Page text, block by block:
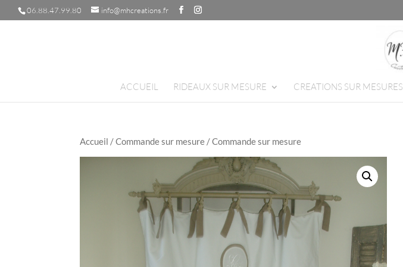
06.88.47.99.80 info@mhcreations.fr
ACCUEIL RIDEAUX SUR MESURE CREATIONS SUR MESURES
Accueil /Commande sur mesure / Commande sur mesure